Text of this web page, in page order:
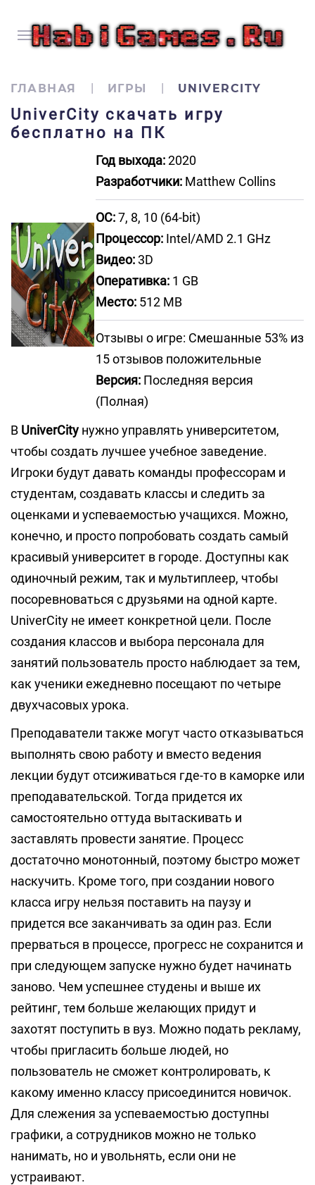
ГЛАВНАЯ ИГРЫ UNIVERCITY
UniverCity скачать игру
бесплатно на ПК
Год выхода:2020
Разработчики: Matthew Collins
ОС:7, 8, 10 (64-bit)
Процессор: Intel/AMD 2.1 GHz
Видео: 3D
Оперативка: 1 GB
Место: 512 MB
Отзывы о игре: Смешанные 53% из
15 отзывов положительные
Версия: Последняя версия
(Полная)
В UniverCity нужно управлять университетом,
чтобы создать лучшее учебное заведение.
Игроки будут давать команды профессорам и
студентам, создавать классы и следить за
оценками и успеваемостью учащихся. Можно,
конечно, и просто попробовать создать самый
красивый университет в городе. Доступны как
одиночный режим, так и мультиплеер, чтобы
посоревноваться с друзьями на одной карте.
UniverCity не имеет конкретной цели. После
создания классов и выбора персонала для
занятий пользователь просто наблюдает за тем,
как ученики ежедневно посещают по четыре
двухчасовых урока.
Преподаватели также могут часто отказываться
выполнять свою работу и вместо ведения
лекции будут отсиживаться где-то в каморке или
преподавательской. Тогда придется их
самостоятельно оттуда вытаскивать и
заставлять провести занятие. Процесс
достаточно монотонный, поэтому быстро может
наскучить. Кроме того, при создании нового
класса игру нельзя поставить на паузу и
придется все заканчивать за один раз. Если
прерваться в процессе, прогресс не сохранится и
при следующем запуске нужно будет начинать
заново. Чем успешнее студены и выше их
рейтинг, тем больше желающих придут и
захотят поступить в вуз. Можно подать рекламу,
чтобы пригласить больше людей, но
пользователь не сможет контролировать, к
какому именно классу присоединится новичок.
Для слежения за успеваемостью доступны
графики, а сотрудников можно не только
нанимать, но и увольнять, если они не
устраивают.